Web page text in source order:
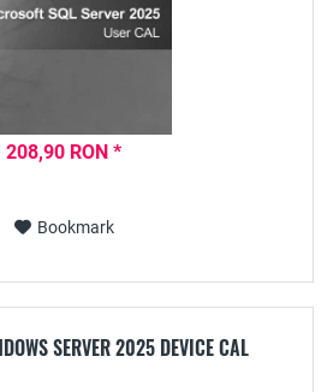
208,90 RON *
Bookmark
SERVER 2025 DEVICE CAL